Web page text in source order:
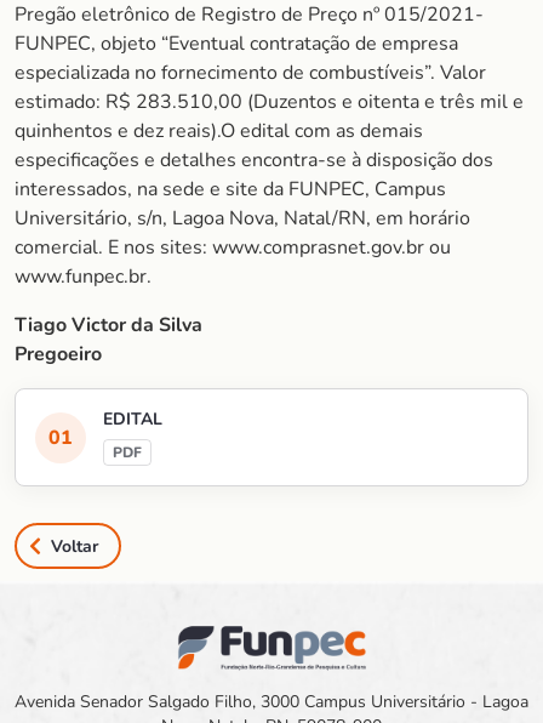
Pregão eletrônico de Registro de Preço nº 015/2021-
FUNPEC, objeto “Eventual contratação de empresa
especializada no fornecimento de combustíveis”. Valor
estimado: R$ 283.510,00 (Duzentos e oitenta e três mil e
quinhentos e dez reais).O edital com as demais
especificações e detalhes encontra-se à disposição dos
interessados, na sede e site da FUNPEC, Campus
Universitário, s/n, Lagoa Nova, Natal/RN, em horário
comercial. E nos sites: www.comprasnet.gov.br ou
www.funpec.br.
Tiago Victor da Silva
Pregoeiro
EDITAL
Voltar
Avenida Senador Salgado Filho, 3000 Campus Universitário - Lagoa